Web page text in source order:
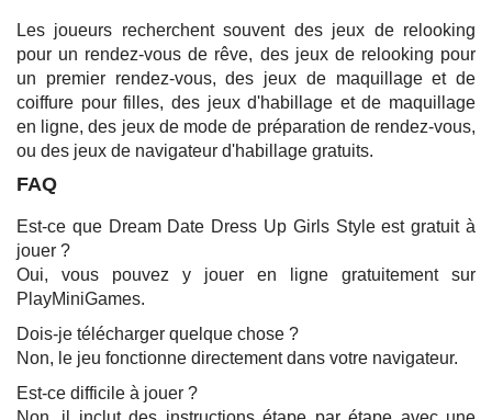
Les joueurs recherchent souvent des jeux de relooking
pour un rendez-vous de rêve, des jeux de relooking pour
un premier rendez-vous, des jeux de maquillage et de
coiffure pour filles, des jeux d'habillage et de maquillage
en ligne, des jeux de mode de préparation de rendez-vous,
ou des jeux de navigateur d'habillage gratuits.
FAQ
Est-ce que Dream Date Dress Up Girls Style est gratuit à
jouer ?
Oui, vous pouvez y jouer en ligne gratuitement sur
PlayMiniGames.
Dois-je télécharger quelque chose ?
Non, le jeu fonctionne directement dans votre navigateur.
Est-ce difficile à jouer ?